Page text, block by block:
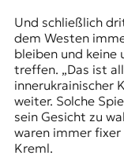
Und schließlich
dem Westen
bleiben und keine
treffen. „Das ist
innerukrainischer
weiter. Solche
sein Gesicht zu
waren immer
Kreml.